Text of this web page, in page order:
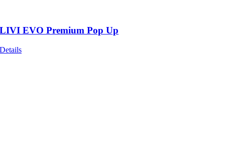
LIVI EVO Premium Pop Up
Details